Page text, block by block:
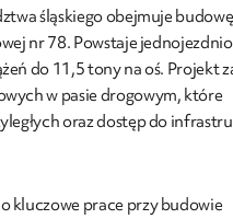
śląskiego obejmuje budowę
nr 78. Powstaje
do 11,5 tony na oś. Projekt
w pasie drogowym, które
oraz dostęp do
kluczowe prace przy budowie